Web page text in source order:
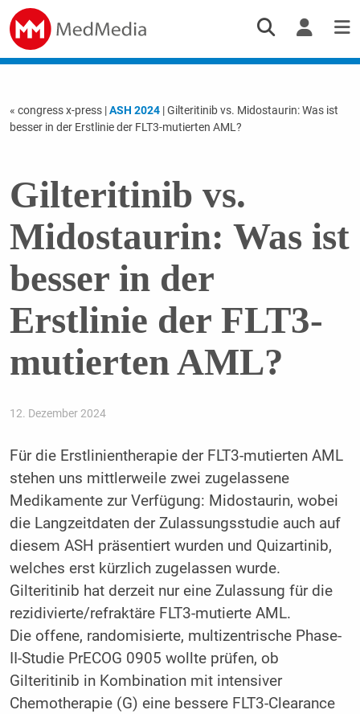
« congress x-press |ASH 2024| Gilteritinib vs. Midostaurin: Was ist
besser in der Erstlinie der FLT3-mutierten AML?
Gilteritinib vs.
Midostaurin: Was ist
besser in der
Erstlinie der FLT3-
mutierten AML?
12. Dezember 2024
Für die Erstlinientherapie der FLT3-mutierten AML
stehen uns mittlerweile zwei zugelassene
Medikamente zur Verfügung: Midostaurin, wobei
die Langzeitdaten der Zulassungsstudie auch auf
diesem ASH präsentiert wurden und Quizartinib,
welches erst kürzlich zugelassen wurde.
Gilteritinib hat derzeit nur eine Zulassung für die
rezidivierte/refraktäre FLT3-mutierte AML.
Die offene, randomisierte, multizentrische Phase-
II-Studie PrECOG 0905 wollte prüfen, ob
Gilteritinib in Kombination mit intensiver
Chemotherapie (G) eine bessere FLT3-Clearance